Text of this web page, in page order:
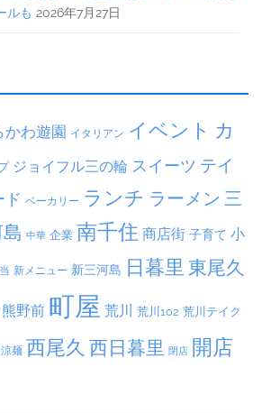
ルも 2026年7月27日
かわ遊園 イタリアン イベント カ
ジョイフル三の輪 スイーツ テイ
ド ベーカリー ランチ ラーメン 三
中華 企業 南千住 商店街 子育て 小
新メニュー 新三河島 日暮里 東尾久
熊野前 町屋 荒川 荒川102 荒川テイク
麺 西尾久 西日暮里 閉店 開店